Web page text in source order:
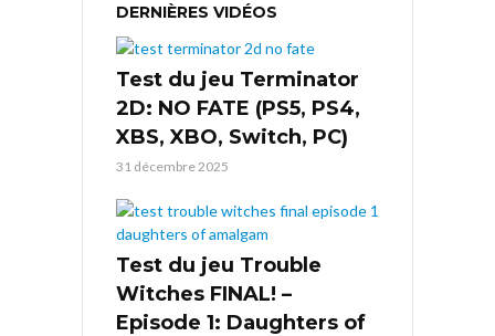
DERNIÈRES VIDÉOS
Test du jeu Terminator
2D: NO FATE (PS5, PS4,
XBS, XBO, Switch, PC)
31 décembre 2025
Test du jeu Trouble
Witches FINAL! –
Episode 1: Daughters of